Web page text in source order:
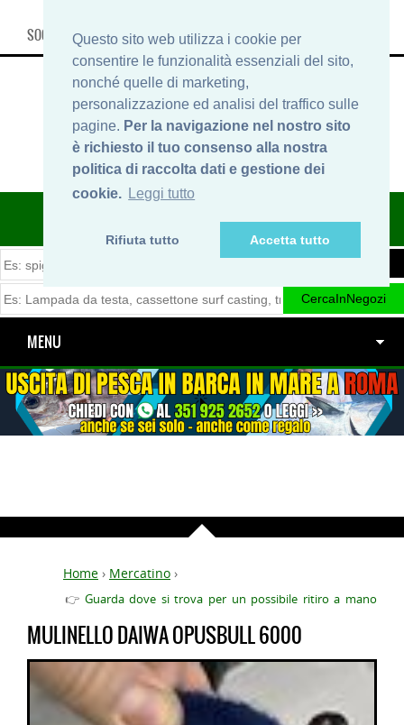
Questo sito web utilizza i cookie per
consentire le funzionalità essenziali del sito,
nonché quelle di marketing,
personalizzazione ed analisi del traffico sulle
pagine. Per la navigazione nel nostro sito
è richiesto il tuo consenso alla nostra
politica di raccolta dati e gestione dei
cookie. Leggi tutto
Rifiuta tutto Accetta tutto
SOCIAL, INFO & SHOP
ITINERARIDIPESCA.IT
MENU
Home › Mercatino ›
👉 Guarda dove si trova per un possibile ritiro a mano
MULINELLO DAIWA OPUSBULL 6000